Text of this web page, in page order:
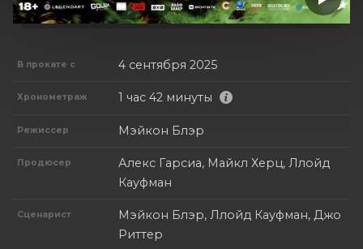
В прокате с 4 сентября 2025
Хронометраж 1 час 42 минуты
Режиссер Мэйкон Блэр
Продюсер
Алекс Гарсиа, Майкл Херц, Ллойд
Кауфман
Сценарист
Мэйкон Блэр, Ллойд Кауфман, Джо
Риттер